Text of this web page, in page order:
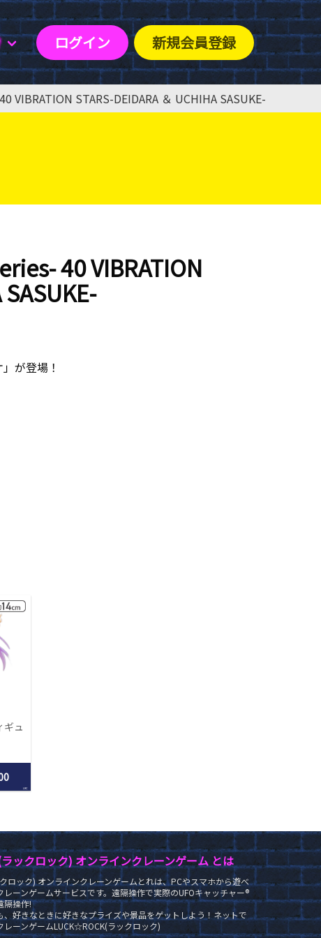
ログイン 新規会員登録
VIBRATION STARS-DEIDARA ＆ UCHIHA SASUKE-
40 VIBRATION
が登場！
ュ
LRC
ックロック) オンラインクレーンゲーム とは
ロック) オンラインクレーンゲームとれは、PCやスマホから遊べ
レーンゲームサービスです。遠隔操作で実際のUFOキャッチャー®
隔操作!
、好きなときに好きなプライズや景品をゲットしよう！ネットで
レーンゲームLUCK☆ROCK(ラックロック)